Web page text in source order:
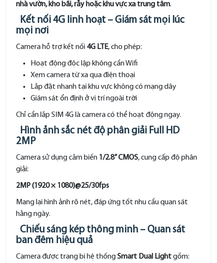
nhà vườn, kho bãi, rẫy hoặc khu vực xa trung tâm.
Kết nối 4G linh hoạt – Giám sát mọi lúc
mọi nơi
Camera hỗ trợ kết nối 4G LTE, cho phép:
Hoạt động độc lập không cần Wifi
Xem camera từ xa qua điện thoại
Lắp đặt nhanh tại khu vực không có mạng dây
Giám sát ổn định ở vị trí ngoài trời
Chỉ cần lắp SIM 4G là camera có thể hoạt động ngay.
Hình ảnh sắc nét độ phân giải Full HD
2MP
Camera sử dụng cảm biến 1/2.8” CMOS, cung cấp độ phân
giải:
2MP (1920 × 1080)@25/30fps
Mang lại hình ảnh rõ nét, đáp ứng tốt nhu cầu quan sát
hằng ngày.
Chiếu sáng kép thông minh – Quan sát
ban đêm hiệu quả
Camera được trang bị hệ thốngSmart Dual Lightgồm: